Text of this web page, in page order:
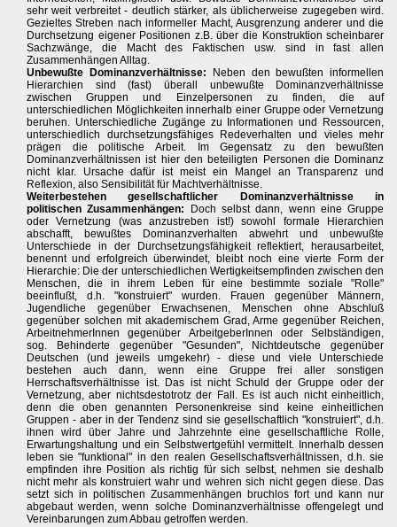
sehr weit verbreitet - deutlich stärker, als üblicherweise zugegeben wird.
Gezieltes Streben nach informeller Macht, Ausgrenzung anderer und die
Durchsetzung eigener Positionen z.B. über die Konstruktion scheinbarer
Sachzwänge, die Macht des Faktischen usw. sind in fast allen
Zusammenhängen Alltag.
Unbewußte Dominanzverhältnisse: Neben den bewußten informellen
Hierarchien sind (fast) überall unbewußte Dominanzverhältnisse
zwischen Gruppen und Einzelpersonen zu finden, die auf
unterschiedlichen Möglichkeiten innerhalb einer Gruppe oder Vernetzung
beruhen. Unterschiedliche Zugänge zu Informationen und Ressourcen,
unterschiedlich durchsetzungsfähiges Redeverhalten und vieles mehr
prägen die politische Arbeit. Im Gegensatz zu den bewußten
Dominanzverhältnissen ist hier den beteiligten Personen die Dominanz
nicht klar. Ursache dafür ist meist ein Mangel an Transparenz und
Reflexion, also Sensibilität für Machtverhältnisse.
Weiterbestehen gesellschaftlicher Dominanzverhältnisse in
politischen Zusammenhängen: Doch selbst dann, wenn eine Gruppe
oder Vernetzung (was anzustreben ist!) sowohl formale Hierarchien
abschafft, bewußtes Dominanzverhalten abwehrt und unbewußte
Unterschiede in der Durchsetzungsfähigkeit reflektiert, herausarbeitet,
benennt und erfolgreich überwindet, bleibt noch eine vierte Form der
Hierarchie: Die der unterschiedlichen Wertigkeitsempfinden zwischen den
Menschen, die in ihrem Leben für eine bestimmte soziale "Rolle"
beeinflußt, d.h. "konstruiert" wurden. Frauen gegenüber Männern,
Jugendliche gegenüber Erwachsenen, Menschen ohne Abschluß
gegenüber solchen mit akademischem Grad, Arme gegenüber Reichen,
ArbeitnehmerInnen gegenüber ArbeitgeberInnen oder Selbständigen,
sog. Behinderte gegenüber "Gesunden", Nichtdeutsche gegenüber
Deutschen (und jeweils umgekehr) - diese und viele Unterschiede
bestehen auch dann, wenn eine Gruppe frei aller sonstigen
Herrschaftsverhältnisse ist. Das ist nicht Schuld der Gruppe oder der
Vernetzung, aber nichtsdestotrotz der Fall. Es ist auch nicht einheitlich,
denn die oben genannten Personenkreise sind keine einheitlichen
Gruppen - aber in der Tendenz sind sie gesellschaftlich "konstruiert", d.h.
ihnen wird über Jahre und Jahrzehnte eine gesellschaftliche Rolle,
Erwartungshaltung und ein Selbstwertgefühl vermittelt. Innerhalb dessen
leben sie "funktional" in den realen Gesellschaftsverhältnissen, d.h. sie
empfinden ihre Position als richtig für sich selbst, nehmen sie deshalb
nicht mehr als konstruiert wahr und wehren sich nicht gegen diese. Das
setzt sich in politischen Zusammenhängen bruchlos fort und kann nur
abgebaut werden, wenn solche Dominanzverhältnisse offengelegt und
Vereinbarungen zum Abbau getroffen werden.